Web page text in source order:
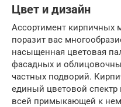
Цвет и дизайн
Ассортимент кирпичных
поразит вас
насыщенная цветовая
фасадных и
частных подворий.
единый цветовой спектр
всей примыкающей к